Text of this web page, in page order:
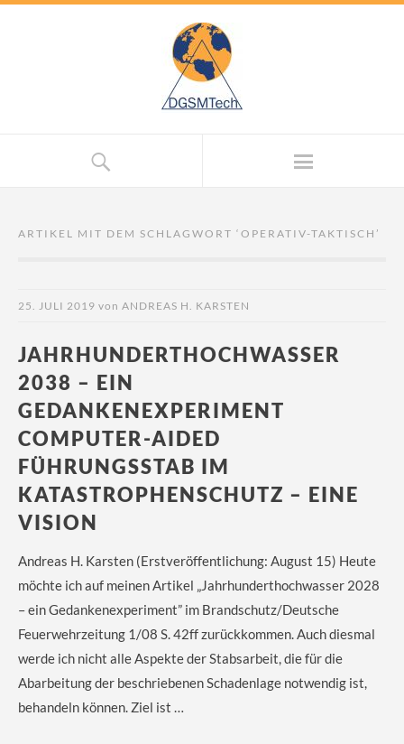
ARTIKEL MIT DEM SCHLAGWORT ‘ OPERATIV-TAKTISCH ’
25. JULI 2019 von ANDREAS H. KARSTEN
JAHRHUNDERTHOCHWASSER
2038 – EIN
GEDANKENEXPERIMENT
COMPUTER-AIDED
FÜHRUNGSSTAB IM
KATASTROPHENSCHUTZ – EINE
VISION
Andreas H. Karsten (Erstveröffentlichung: August 15) Heute
möchte ich auf meinen Artikel „Jahrhunderthochwasser 2028
– ein Gedankenexperiment” im Brandschutz/Deutsche
Feuerwehrzeitung 1/08 S. 42ff zurückkommen. Auch diesmal
werde ich nicht alle Aspekte der Stabsarbeit, die für die
Abarbeitung der beschriebenen Schadenlage notwendig ist,
behandeln können. Ziel ist …